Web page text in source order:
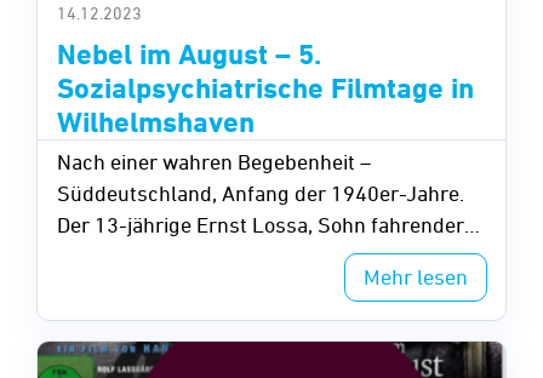
14.12.2023
Nebel im August – 5.
Sozialpsychiatrische Filmtage in
Wilhelmshaven
Nach einer wahren Begebenheit –
Süddeutschland, Anfang der 1940er-Jahre.
Der 13-jährige Ernst Lossa, Sohn fahrender
Händler und Halbwaise, ist ein aufgeweckter
Mehr lesen